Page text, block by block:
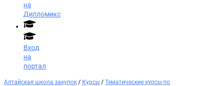
на
Дипломикс
Вход
на
портал
Алтайская школа закупок / Курсы / Тематические курсы по